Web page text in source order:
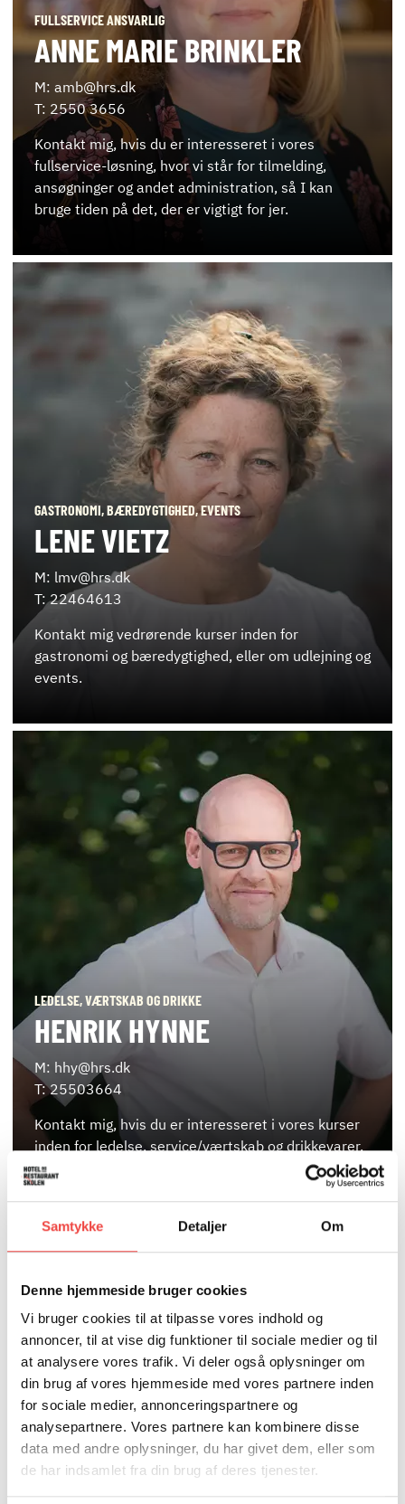
Samtykke Detaljer Om
Denne hjemmeside bruger cookies
Vi bruger cookies til at tilpasse vores indhold og
annoncer, til at vise dig funktioner til sociale medier og til
at analysere vores trafik. Vi deler også oplysninger om
din brug af vores hjemmeside med vores partnere inden
for sociale medier, annonceringspartnere og
analysepartnere. Vores partnere kan kombinere disse
data med andre oplysninger, du har givet dem, eller som
de har indsamlet fra din brug af deres tjenester.
FULLSERVICE ANSVARLIG
ANNE MARIE BRINKLER
M: amb@hrs.dk
T: 2550 3656
Kontakt mig, hvis du er interesseret i vores
fullservice-løsning, hvor vi står for tilmelding,
ansøgninger og andet administration, så I kan
bruge tiden på det, der er vigtigt for jer.
GASTRONOMI, BÆREDYGTIGHED, EVENTS
LENE VIETZ
M: lmv@hrs.dk
T: 22464613
Kontakt mig vedrørende kurser inden for
gastronomi og bæredygtighed, eller om udlejning og
events.
LEDELSE, VÆRTSKAB OG DRIKKE
HENRIK HYNNE
M: hhy@hrs.dk
T: 25503664
Kontakt mig, hvis du er interesseret i vores kurser
inden for ledelse, service/værtskab og drikkevarer.
NYTTIG VIDEN OM AMU-
KURSER
I Danmark har vi et unikt efteruddannelsessystem med
gode muligheder for opkvalificering.
Efteruddannelse styrker både den enkelte medarbejders
kompetencer og fremtid samt virksomhedens samlede
professionalisme.